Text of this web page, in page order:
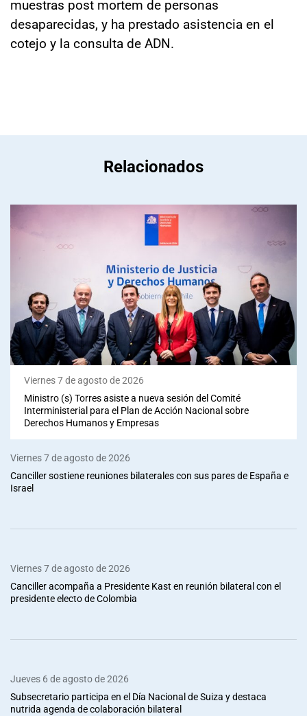
muestras post mortem de personas
desaparecidas, y ha prestado asistencia en el
cotejo y la consulta de ADN.
Relacionados
Viernes 7 de agosto de 2026
Ministro (s) Torres asiste a nueva sesión del Comité
Interministerial para el Plan de Acción Nacional sobre
Derechos Humanos y Empresas
Viernes 7 de agosto de 2026
Canciller sostiene reuniones bilaterales con sus pares de España e
Israel
Viernes 7 de agosto de 2026
Canciller acompaña a Presidente Kast en reunión bilateral con el
presidente electo de Colombia
Jueves 6 de agosto de 2026
Subsecretario participa en el Día Nacional de Suiza y destaca
nutrida agenda de colaboración bilateral